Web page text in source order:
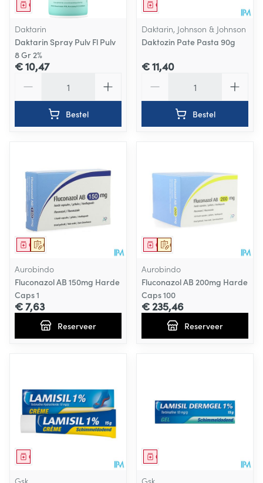
Geneesmiddel
Daktarin
Daktarin Spray Pulv Fl Pulv
8 Gr 2%
€ 10,47
Bestel
Geneesmiddel
Daktarin, Johnson & Johnson
Daktozin Pate Pasta 90g
€ 11,40
Bestel
Op voorschrift
Geneesmiddel
Aurobindo
Fluconazol AB 150mg Harde
Caps 1
€ 7,63
Reserveer
Op voorschrift
Geneesmiddel
Aurobindo
Fluconazol AB 200mg Harde
Caps 100
€ 235,46
Reserveer
Geneesmiddel Geneesmiddel